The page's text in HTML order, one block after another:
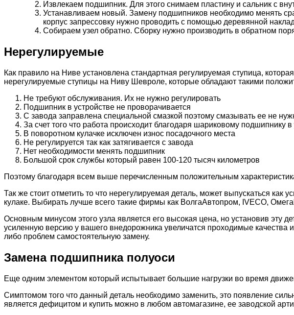
Извлекаем подшипник. Для этого снимаем пластину и сальник с
Устанавливаем новый. Замену подшипников необходимо менять
корпус запрессовку нужно проводить с помощью деревянной
Собираем узел обратно. Сборку нужно производить в обратном
Нерегулируемые
Как правило на Ниве установлена стандартная регулируемая ступица,
нерегулируемые ступицы на Ниву Шевроле, которые обладают такими
Не требуют обслуживания. Их не нужно регулировать
Подшипник в устройстве не проворачивается
С завода заправлена специальной смазкой поэтому смазывать ее не
За счет того что работа происходит благодаря шариковому подшипнику
В поворотном кулачке исключен износ посадочного места
Не регулируется так как затягивается с завода
Нет необходимости менять подшипник
Большой срок службы который равен 100-120 тысяч километров
Поэтому благодаря всем выше перечисленным положительным
Так же стоит отметить то что нерегулируемая деталь, может выпускаться
кулаке. Выбирать лучше всего такие фирмы как ВолгаАвтопром, IVECO,
Основным минусом этого узла является его высокая цена, но установив эту
усиленную версию у вашего внедорожника увеличатся проходимые качества
либо проблем самостоятельную замену.
Замена подшипника полуоси
Еще одним элементом который испытывает большие нагрузки во время
Симптомом того что данный деталь необходимо заменить, это появление
является дефицитом и купить можно в любом автомагазине, ее заводской